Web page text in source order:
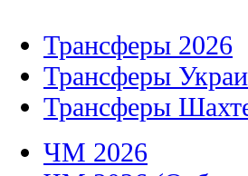
Трансферы 2026
Трансферы
Трансферы
ЧМ 2026